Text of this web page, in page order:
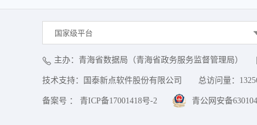
国家级平台
主办：青海省数据局（青海省政务服务监督管理局）
技术支持：国泰新点软件股份有限公司 总访问量：
备案号 ： 青ICP备17001418号-2 青公网安备